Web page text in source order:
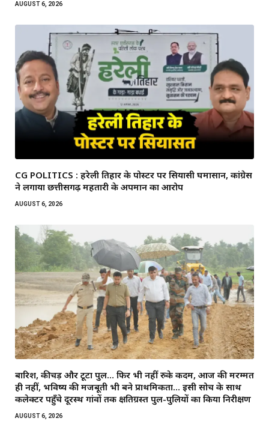
AUGUST 6, 2026
CG POLITICS : हरेली तिहार के पोस्टर पर सियासी घमासान, कांग्रेस
ने लगाया छत्तीसगढ़ महतारी के अपमान का आरोप
AUGUST 6, 2026
बारिश, कीचड़ और टूटा पुल… फिर भी नहीं रुके कदम, आज की मरम्मत
ही नहीं, भविष्य की मजबूती भी बने प्राथमिकता… इसी सोच के साथ
कलेक्टर पहुँचे दूरस्थ गांवों तक क्षतिग्रस्त पुल-पुलियों का किया निरीक्षण
AUGUST 6, 2026